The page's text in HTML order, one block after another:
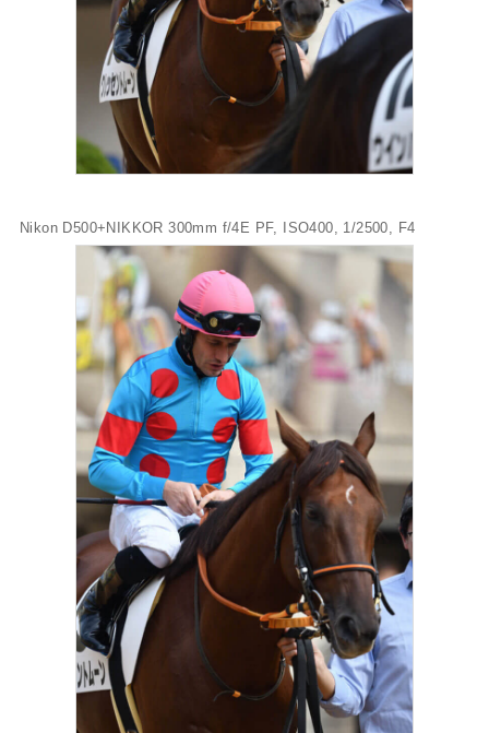
Nikon D500+NIKKOR 300mm f/4E PF, ISO400, 1/2500, F4